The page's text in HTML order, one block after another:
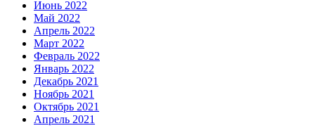
Июнь 2022
Май 2022
Апрель 2022
Март 2022
Февраль 2022
Январь 2022
Декабрь 2021
Ноябрь 2021
Октябрь 2021
Апрель 2021